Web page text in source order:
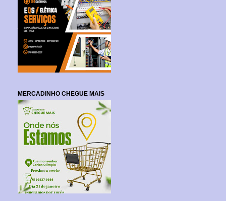
MERCADINHO CHEGUE MAIS